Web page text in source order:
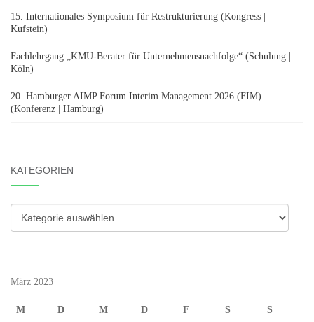
15. Internationales Symposium für Restrukturierung (Kongress |
Kufstein)
Fachlehrgang „KMU-Berater für Unternehmensnachfolge“ (Schulung |
Köln)
20. Hamburger AIMP Forum Interim Management 2026 (FIM)
(Konferenz | Hamburg)
KATEGORIEN
Kategorien
März 2023
M D M D F S S